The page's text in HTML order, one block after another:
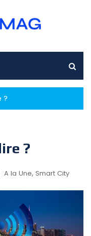
?
?
A la Une, Smart City